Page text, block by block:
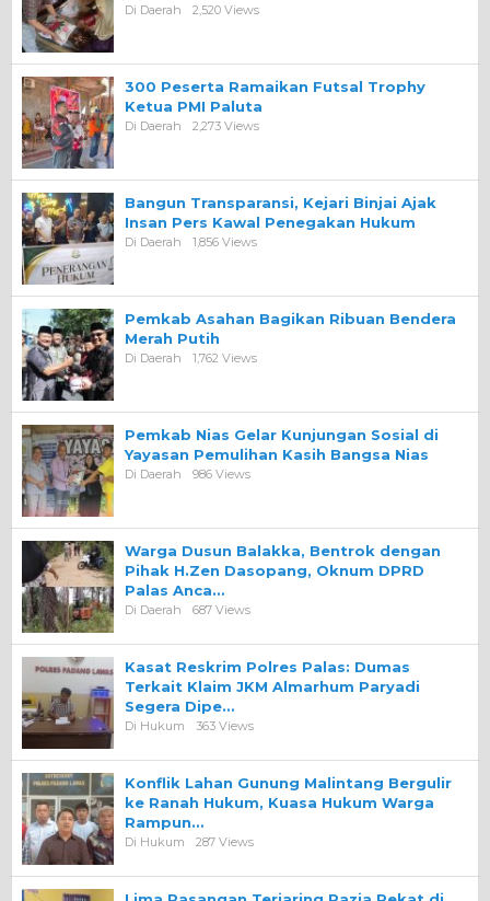
Di Daerah 2,520 Views
300 Peserta Ramaikan Futsal Trophy
Ketua PMI Paluta
Di Daerah 2,273 Views
Bangun Transparansi, Kejari Binjai Ajak
Insan Pers Kawal Penegakan Hukum
Di Daerah 1,856 Views
Pemkab Asahan Bagikan Ribuan Bendera
Merah Putih
Di Daerah 1,762 Views
Pemkab Nias Gelar Kunjungan Sosial di
Yayasan Pemulihan Kasih Bangsa Nias
Di Daerah 986 Views
Warga Dusun Balakka, Bentrok dengan
Pihak H.Zen Dasopang, Oknum DPRD
Palas Anca…
Di Daerah 687 Views
Kasat Reskrim Polres Palas: Dumas
Terkait Klaim JKM Almarhum Paryadi
Segera Dipe…
Di Hukum 363 Views
Konflik Lahan Gunung Malintang Bergulir
ke Ranah Hukum, Kuasa Hukum Warga
Rampun…
Di Hukum 287 Views